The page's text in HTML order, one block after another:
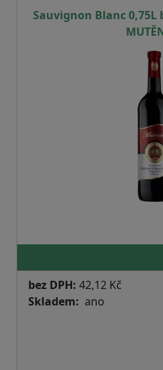
Sauvignon Blanc 0,75L
bez DPH: 42,12 Kč
Skladem
ano